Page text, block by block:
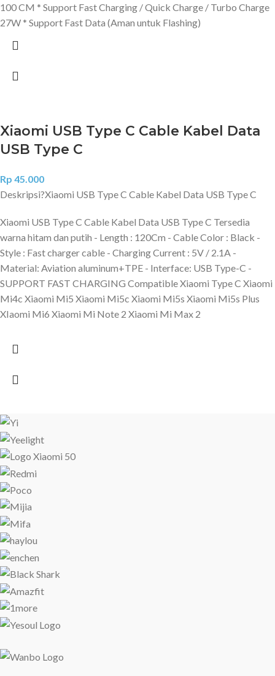
100 CM * Support Fast Charging / Quick Charge / Turbo Charge
27W * Support Fast Data (Aman untuk Flashing)
Xiaomi USB Type C Cable Kabel Data
USB Type C
Rp 45.000
Deskripsi?Xiaomi USB Type C Cable Kabel Data USB Type C
Xiaomi USB Type C Cable Kabel Data USB Type C Tersedia
warna hitam dan putih - Length : 120Cm - Cable Color : Black -
Style : Fast charger cable - Charging Current : 5V / 2.1A -
Material: Aviation aluminum+TPE - Interface: USB Type-C -
SUPPORT FAST CHARGING Compatible Xiaomi Type C Xiaomi
Mi4c Xiaomi Mi5 Xiaomi Mi5c Xiaomi Mi5s Xiaomi Mi5s Plus
XIaomi Mi6 Xiaomi Mi Note 2 Xiaomi Mi Max 2